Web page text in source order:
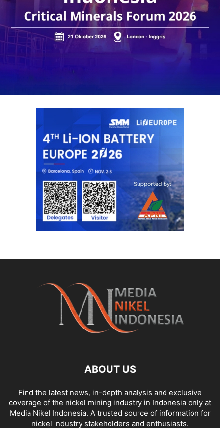
ABOUT US
Find the latest news, in-depth analysis and exclusive
coverage of the nickel mining industry in Indonesia only at
Media Nikel Indonesia. A trusted source of information for
nickel industry stakeholders and enthusiasts.